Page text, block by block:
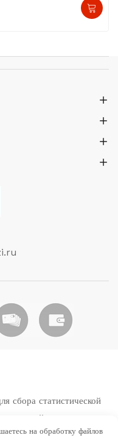
на обработку файлов
сбора статистической
сайта.
свое согласие с